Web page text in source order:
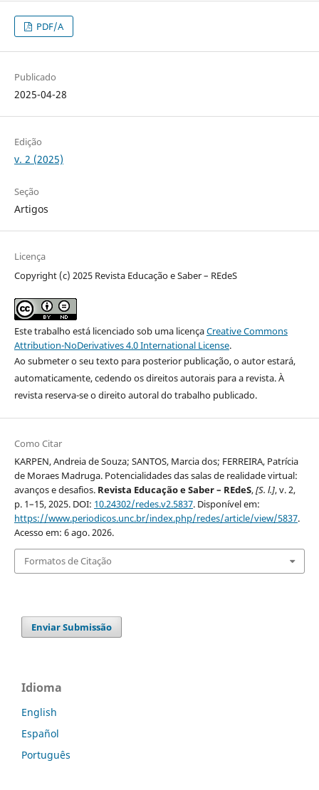
PDF/A
Publicado
2025-04-28
Edição
v. 2 (2025)
Seção
Artigos
Licença
Copyright (c) 2025 Revista Educação e Saber – REdeS
Este trabalho está licenciado sob uma licençaCreative Commons
Attribution-NoDerivatives 4.0 International License.
Ao submeter o seu texto para posterior publicação, o autor estará,
automaticamente, cedendo os direitos autorais para a revista. À
revista reserva-se o direito autoral do trabalho publicado.
Como Citar
KARPEN, Andreia de Souza; SANTOS, Marcia dos; FERREIRA, Patrícia
de Moraes Madruga. Potencialidades das salas de realidade virtual:
avanços e desafios. Revista Educação e Saber – REdeS,[S. l.], v. 2,
p. 1–15, 2025. DOI: 10.24302/redes.v2.5837. Disponível em:
https://www.periodicos.unc.br/index.php/redes/article/view/5837.
Acesso em: 6 ago. 2026.
Formatos de Citação
Enviar Submissão
Idioma
English
Español
Português